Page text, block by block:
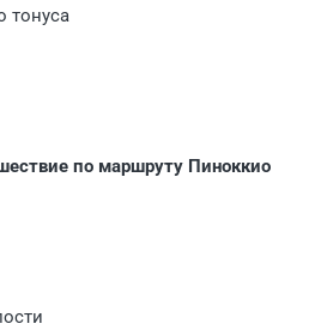
тонуса
по маршруту Пиноккио